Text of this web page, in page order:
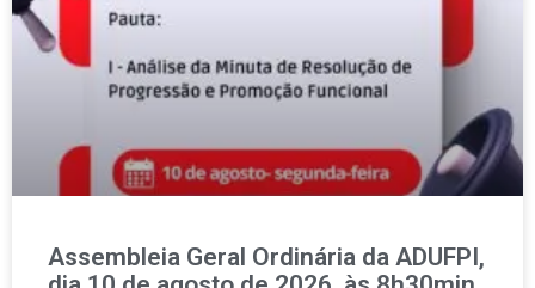
Assembleia Geral Ordinária da ADUFPI,